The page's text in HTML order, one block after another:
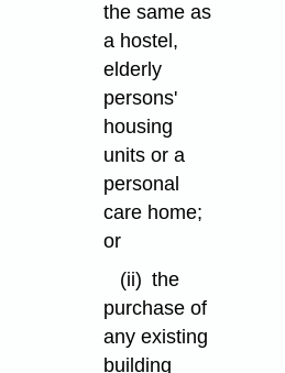
the same as
a hostel,
elderly
persons'
housing
units or a
personal
care home;
or
(ii) the
purchase of
any existing
building